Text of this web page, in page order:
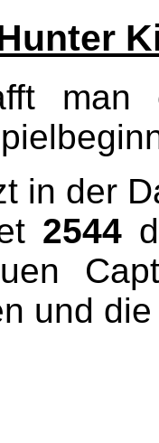
man
in der
2544
und